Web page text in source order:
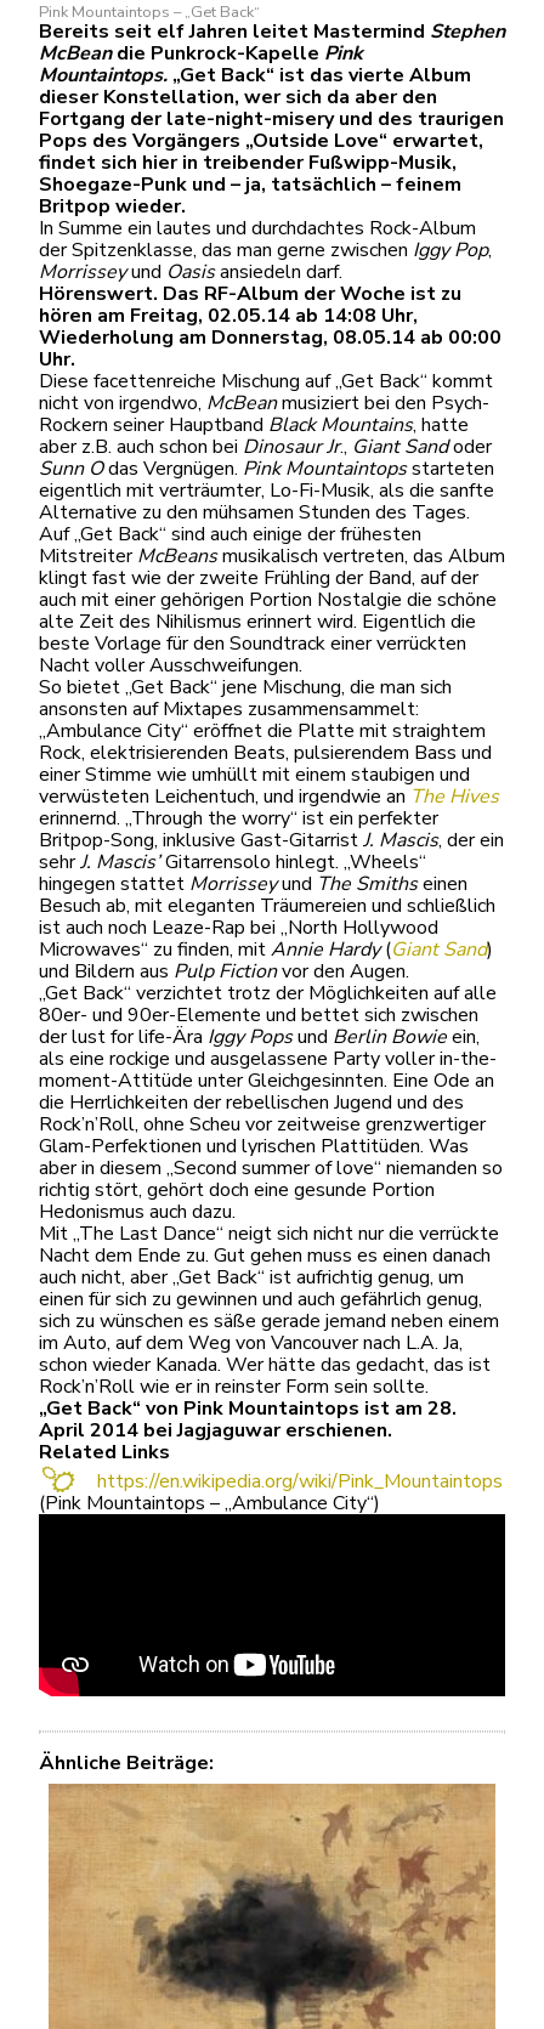
Pink Mountaintops – „Get Back“
Bereits seit elf Jahren leitet Mastermind Stephen
McBeandie Punkrock-Kapelle Pink
Mountaintops. „Get Back“ ist das vierte Album
dieser Konstellation, wer sich da aber den
Fortgang der late-night-misery und des traurigen
Pops des Vorgängers „Outside Love“ erwartet,
findet sich hier in treibender Fußwipp-Musik,
Shoegaze-Punk und – ja, tatsächlich – feinem
Britpop wieder.
In Summe ein lautes und durchdachtes Rock-Album
der Spitzenklasse, das man gerne zwischen Iggy Pop,
Morrisseyund Oasisansiedeln darf.
Hörenswert. Das RF-Album der Woche ist zu
hören am Freitag, 02.05.14 ab 14:08 Uhr,
Wiederholung am Donnerstag, 08.05.14 ab 00:00
Uhr.
Diese facettenreiche Mischung auf „Get Back“ kommt
nicht von irgendwo, McBeanmusiziert bei den Psych-
Rockern seiner Hauptband Black Mountains, hatte
aber z.B. auch schon bei Dinosaur Jr., Giant Sandoder
Sunn Odas Vergnügen. Pink Mountaintopsstarteten
eigentlich mit verträumter, Lo-Fi-Musik, als die sanfte
Alternative zu den mühsamen Stunden des Tages.
Auf „Get Back“ sind auch einige der frühesten
MitstreiterMcBeansmusikalisch vertreten, das Album
klingt fast wie der zweite Frühling der Band, auf der
auch mit einer gehörigen Portion Nostalgie die schöne
alte Zeit des Nihilismus erinnert wird. Eigentlich die
beste Vorlage für den Soundtrack einer verrückten
Nacht voller Ausschweifungen.
So bietet „Get Back“ jene Mischung, die man sich
ansonsten auf Mixtapes zusammensammelt:
„Ambulance City“ eröffnet die Platte mit straightem
Rock, elektrisierenden Beats, pulsierendem Bass und
einer Stimme wie umhüllt mit einem staubigen und
verwüsteten Leichentuch, und irgendwie an The Hives
erinnernd. „Through the worry“ ist ein perfekter
Britpop-Song, inklusive Gast-GitarristJ. Mascis, der ein
sehrJ. Mascis’Gitarrensolo hinlegt. „Wheels“
hingegen stattet Morrisseyund The Smithseinen
Besuch ab, mit eleganten Träumereien und schließlich
ist auch noch Leaze-Rap bei „North Hollywood
Microwaves“ zu finden, mitAnnie Hardy(Giant Sand)
und Bildern aus Pulp Fictionvor den Augen.
„Get Back“ verzichtet trotz der Möglichkeiten auf alle
80er- und 90er-Elemente und bettet sich zwischen
der lust for life-Ära Iggy Popsund Berlin Bowieein,
als eine rockige und ausgelassene Party voller in-the-
moment-Attitüde unter Gleichgesinnten. Eine Ode an
die Herrlichkeiten der rebellischen Jugend und des
Rock’n’Roll, ohne Scheu vor zeitweise grenzwertiger
Glam-Perfektionen und lyrischen Plattitüden. Was
aber in diesem „Second summer of love“ niemanden so
richtig stört, gehört doch eine gesunde Portion
Hedonismus auch dazu.
Mit „The Last Dance“ neigt sich nicht nur die verrückte
Nacht dem Ende zu. Gut gehen muss es einen danach
auch nicht, aber „Get Back“ ist aufrichtig genug, um
einen für sich zu gewinnen und auch gefährlich genug,
sich zu wünschen es säße gerade jemand neben einem
im Auto, auf dem Weg von Vancouver nach L.A. Ja,
schon wieder Kanada. Wer hätte das gedacht, das ist
Rock’n’Roll wie er in reinster Form sein sollte.
„Get Back“ von Pink Mountaintops ist am 28.
April 2014 bei Jagjaguwar erschienen.
Related Links
https://en.wikipedia.org/wiki/Pink_Mountaintops
(Pink Mountaintops – „Ambulance City“)
Ähnliche Beiträge: